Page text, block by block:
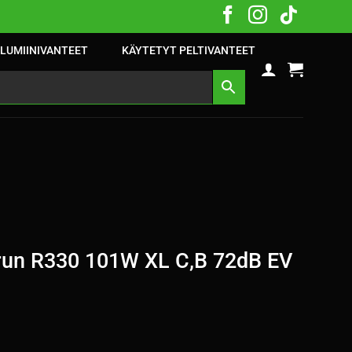
KÄYTETYT PELTIVANTEET
R330 101W XL C,B 72dB EV